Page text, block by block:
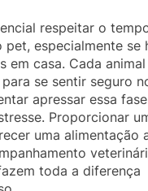
respeitar o
pet, especialmente se
em casa. Cada
se sentir seguro
apressar essa
Proporcionar
uma alimentação
toda a diferença